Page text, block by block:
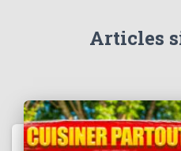
Articles